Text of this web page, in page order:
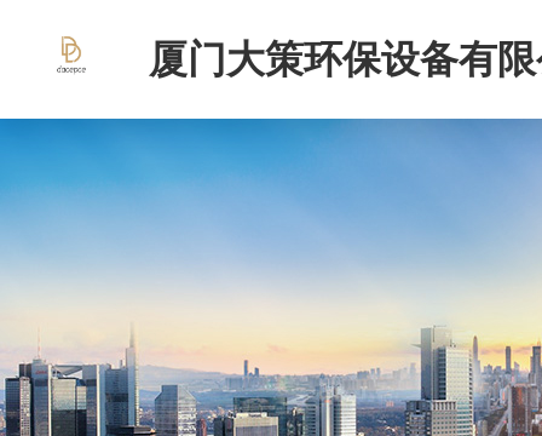
厦门大策环保设备有